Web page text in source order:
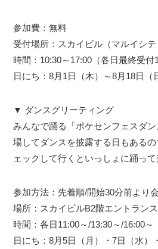
参加費：無料
受付場所：スカイビル（マルイシ
時間：10:30～17:00（各日最終受付
日にち：8月1日（木）～8月18日（
▼ ダンスグリーティング
みんなで踊る「ポケセンフェスダ
場してダンスを披露する日もある
ェックして行くといっしょに踊って
参加方法：先着順/開始30分前より
場所：スカイビルB2階エントラン
時間：各日11:00～/13:30～/16:00～
日にち：8月5日（月）・7日（水）